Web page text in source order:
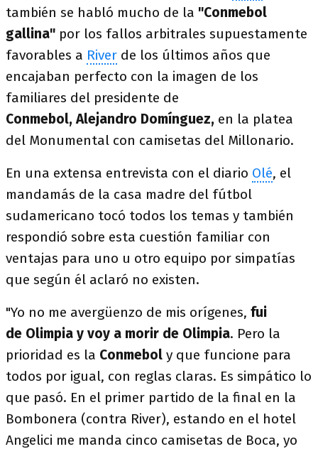
también se habló mucho de la "Conmebol
gallina" por los fallos arbitrales supuestamente
favorables a River de los últimos años que
encajaban perfecto con la imagen de los
familiares del presidente de
Conmebol, Alejandro Domínguez, en la platea
del Monumental con camisetas del Millonario.
En una extensa entrevista con el diario Olé, el
mandamás de la casa madre del fútbol
sudamericano tocó todos los temas y también
respondió sobre esta cuestión familiar con
ventajas para uno u otro equipo por simpatías
que según él aclaró no existen.
"Yo no me avergüenzo de mis orígenes, fui
de Olimpia y voy a morir de Olimpia. Pero la
prioridad es la Conmebol y que funcione para
todos por igual, con reglas claras. Es simpático lo
que pasó. En el primer partido de la final en la
Bombonera (contra River), estando en el hotel
Angelici me manda cinco camisetas de Boca, yo